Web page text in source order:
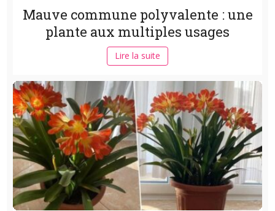
Mauve commune polyvalente : une
plante aux multiples usages
Lire la suite